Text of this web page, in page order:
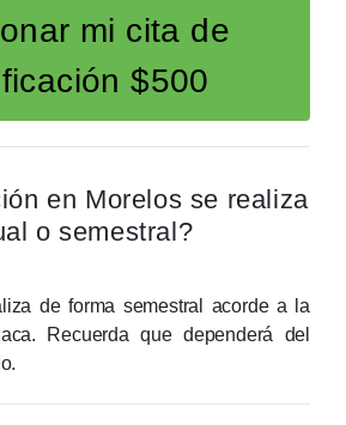
mi cita de
$500
en Morelos se realiza
o semestral?
de forma semestral acorde a la
Recuerda que dependerá del